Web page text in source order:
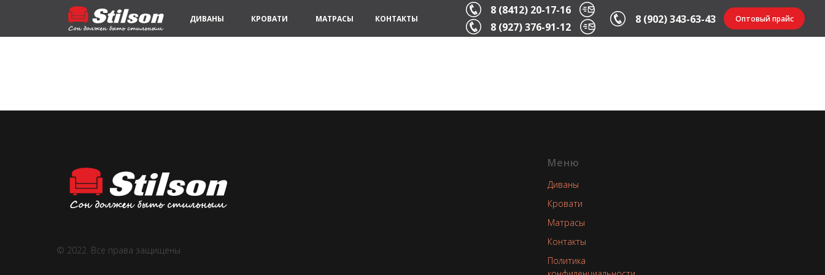
ДИВАНЫ
8 (927) 376-91-12
КРОВАТИ МАТРАСЫ КОНТАКТЫ 8 (902) 343-63-43
8 (8412) 20-17-16
Оптовый прайс
© 2022. Все права защищены
Меню
Диваны
Кровати
Матрасы
Контакты
Политика